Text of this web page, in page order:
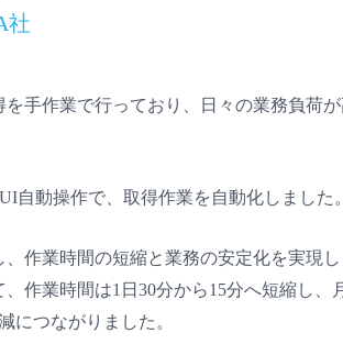
社
を手作業で行っており、日々の業務負荷
自動操作で、取得作業を自動化しました
、作業時間の短縮と業務の安定化を実現
、作業時間は1日30分から15分へ短縮し、
につながりました。